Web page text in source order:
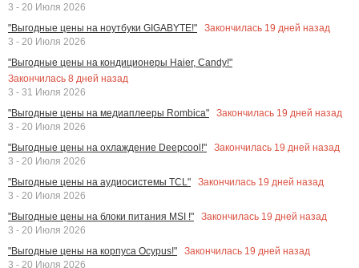
3 - 20 Июля 2026
"Выгодные цены на ноутбуки GIGABYTE!"
Закончилась 19 дней назад
3 - 20 Июля 2026
"Выгодные цены на кондиционеры Haier, Candy!"
Закончилась 8 дней назад
3 - 31 Июля 2026
"Выгодные цены на медиаплееры Rombica"
Закончилась 19 дней назад
3 - 20 Июля 2026
"Выгодные цены на охлаждение Deepcool!"
Закончилась 19 дней назад
3 - 20 Июля 2026
"Выгодные цены на аудиосистемы TCL"
Закончилась 19 дней назад
3 - 20 Июля 2026
"Выгодные цены на блоки питания MSI !"
Закончилась 19 дней назад
3 - 20 Июля 2026
"Выгодные цены на корпуса Ocypus!"
Закончилась 19 дней назад
3 - 20 Июля 2026